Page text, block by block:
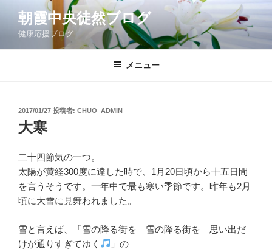
ン
朝霞中央徒然ブログ
健康応援ブログ
メニュー
投
日:
2017/01/27 投稿者: CHUO_ADMIN
大寒
二十四節気の一つ。
太陽が黄経300度に達した時で、1月20日頃から十五日間
を言うそうです。一年中で最も寒い季節です。昨年も2月
頃に大雪に見舞われました。
雪と言えば、「雪の降る街を 雪の降る街を 思い出だ
けが通りすぎてゆく
」の